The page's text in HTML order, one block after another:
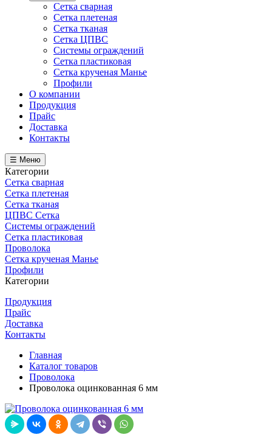
Сетка сварная
Сетка плетеная
Сетка тканая
Сетка ЦПВС
Системы ограждений
Сетка пластиковая
Сетка крученая Манье
Профили
О компании
Продукция
Прайс
Доставка
Контакты
☰ Меню
Категории
Сетка сварная
Сетка плетеная
Сетка тканая
ЦПВС Сетка
Системы ограждений
Сетка пластиковая
Проволока
Сетка крученая Манье
Профили
Категории
Продукция
Прайс
Доставка
Контакты
Главная
Каталог товаров
Проволока
Проволока оцинкованная 6 мм